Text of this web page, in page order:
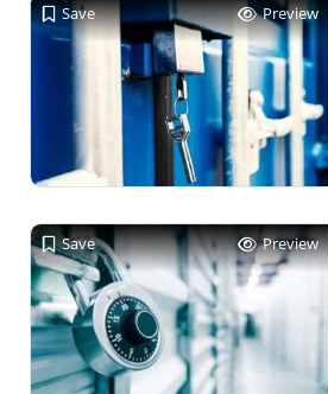
Save Preview
Save Preview